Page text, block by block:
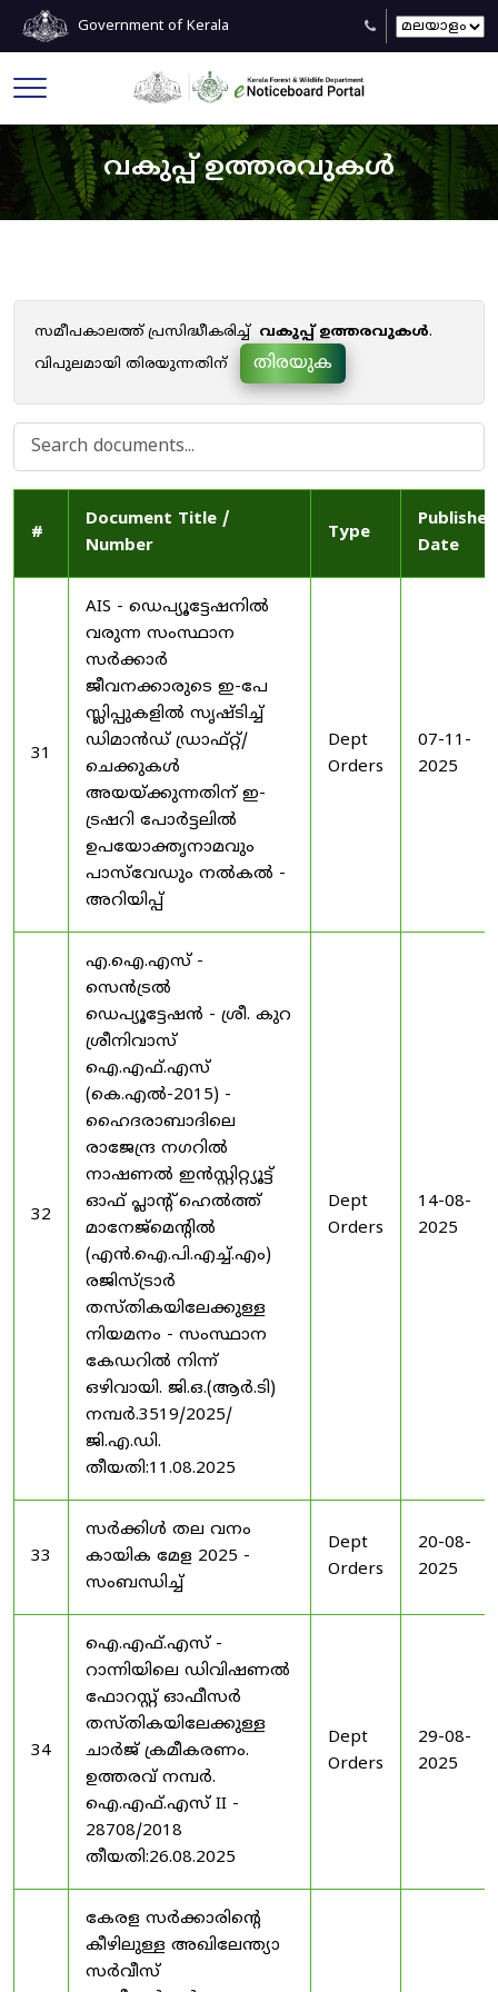
Government of Kerala
വകുപ്പ് ഉത്തരവുകൾ
സമീപകാലത്ത് പ്രസിദ്ധീകരിച്ച് വകുപ്പ് ഉത്തരവുകൾ.
വിപുലമായി തിരയുന്നതിന്
തിരയുക
#
Document Title /
Number
Type
Published
Date
31
AIS - ഡെപ്യൂട്ടേഷനിൽ
വരുന്ന സംസ്ഥാന
സർക്കാർ
ജീവനക്കാരുടെ ഇ-പേ
സ്ലിപ്പുകളിൽ സൃഷ്ടിച്ച്
ഡിമാൻഡ് ഡ്രാഫ്റ്റ്/
ചെക്കുകൾ
അയയ്ക്കുന്നതിന് ഇ-
ട്രഷറി പോർട്ടലിൽ
ഉപയോക്തൃനാമവും
പാസ്‌വേഡും നൽകൽ -
അറിയിപ്പ്
Dept
Orders
07-11-
2025
32
എ.ഐ.എസ് -
സെൻട്രൽ
ഡെപ്യൂട്ടേഷൻ - ശ്രീ. കുറ
ശ്രീനിവാസ്
ഐ.എഫ്.എസ്
(കെ.എൽ-2015) -
ഹൈദരാബാദിലെ
രാജേന്ദ്ര നഗറിൽ
നാഷണൽ ഇൻസ്റ്റിറ്റ്യൂട്ട്
ഓഫ് പ്ലാന്റ് ഹെൽത്ത്
മാനേജ്‌മെന്റിൽ
(എൻ.ഐ.പി.എച്ച്.എം)
രജിസ്ട്രാർ
തസ്തികയിലേക്കുള്ള
നിയമനം - സംസ്ഥാന
കേഡറിൽ നിന്ന്
ഒഴിവായി. ജി.ഒ.(ആർ.ടി)
നമ്പർ.3519/2025/
ജി.എ.ഡി.
തീയതി:11.08.2025
Dept
Orders
14-08-
2025
33
സർക്കിൾ തല വനം
കായിക മേള 2025 -
സംബന്ധിച്ച്
Dept
Orders
20-08-
2025
34
ഐ.എഫ്.എസ് -
റാന്നിയിലെ ഡിവിഷണൽ
ഫോറസ്റ്റ് ഓഫീസർ
തസ്തികയിലേക്കുള്ള
ചാർജ് ക്രമീകരണം.
ഉത്തരവ് നമ്പർ.
ഐ.എഫ്.എസ് II -
28708/2018
തീയതി:26.08.2025
Dept
Orders
29-08-
2025
കേരള സർക്കാരിന്റെ
കീഴിലുള്ള അഖിലേന്ത്യാ
സർവീസ്